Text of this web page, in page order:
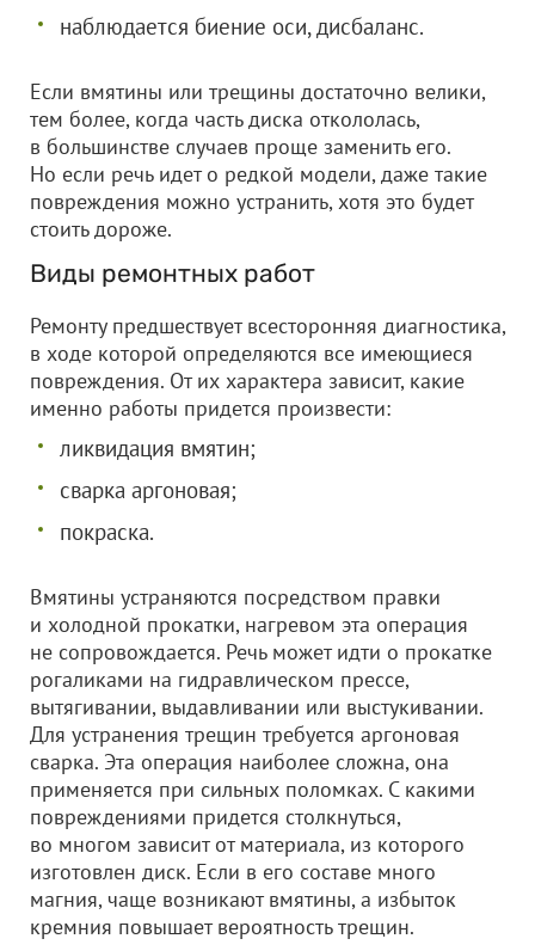
наблюдается биение оси, дисбаланс.
Если вмятины или трещины достаточно велики,
тем более, когда часть диска откололась,
в большинстве случаев проще заменить его.
Но если речь идет о редкой модели, даже такие
повреждения можно устранить, хотя это будет
стоить дороже.
Виды ремонтных работ
Ремонту предшествует всесторонняя диагностика,
в ходе которой определяются все имеющиеся
повреждения. От их характера зависит, какие
именно работы придется произвести:
ликвидация вмятин;
сварка аргоновая;
покраска.
Вмятины устраняются посредством правки
и холодной прокатки, нагревом эта операция
не сопровождается. Речь может идти о прокатке
рогаликами на гидравлическом прессе,
вытягивании, выдавливании или выстукивании.
Для устранения трещин требуется аргоновая
сварка. Эта операция наиболее сложна, она
применяется при сильных поломках. С какими
повреждениями придется столкнуться,
во многом зависит от материала, из которого
изготовлен диск. Если в его составе много
магния, чаще возникают вмятины, а избыток
кремния повышает вероятность трещин.